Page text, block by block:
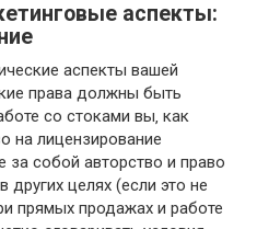
аспекты:
аспекты вашей
права должны быть
со стоками вы‚ как
на лицензирование
за собой авторство и право
других целях (если это не
прямых продажах и работе